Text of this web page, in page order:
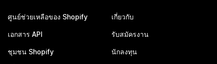
ศูนย์ช่วยเหลือของ Shopify
เอกสาร API
ชุมชน Shopify
เกี่ยวกับ
รับสมัครงาน
นักลงทุน